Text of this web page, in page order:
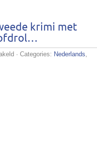
krimi met
voor
· Categories: Nederlands